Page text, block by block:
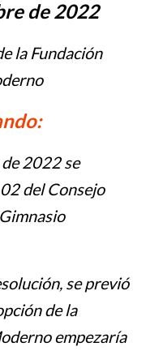
de 2022
la Fundación
2022 se
delConsejo
se previó
de la
empezaría